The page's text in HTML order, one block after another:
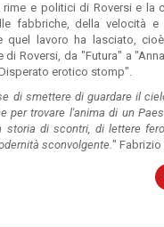
e politici di Roversi e la
fabbriche, della velocità
quel lavoro ha lasciato,
Roversi, da "Futura" a
erotico stomp".
di smettere di guardare il
per trovare l'anima di un
storia di scontri, di lettere
sconvolgente." Fabrizio